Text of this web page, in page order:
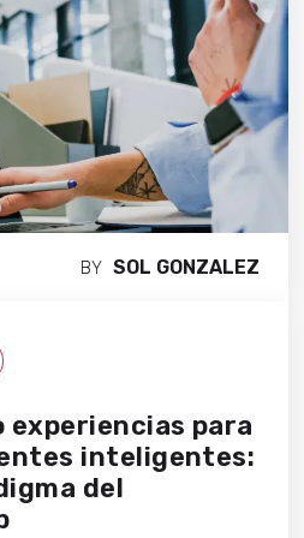
BY SOL GONZALEZ
experiencias para
inteligentes:
del